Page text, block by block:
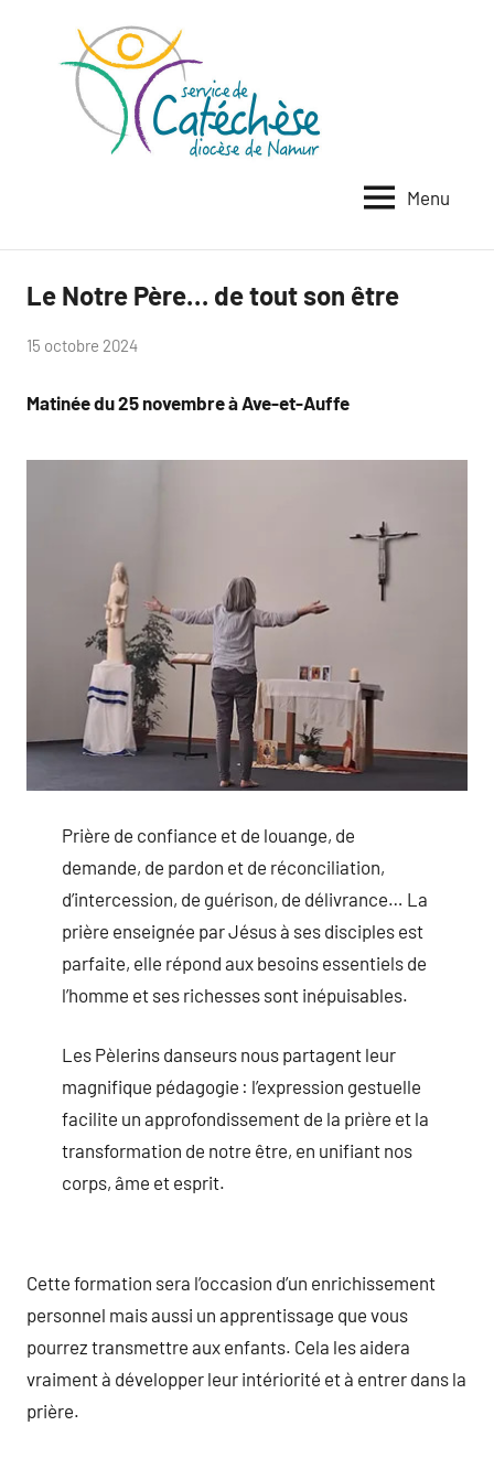
–
Diocèse
de
foi
à
Menu
Catéveil
Le Notre Père… de tout son être
par
Flahaux
15 octobre 2024
Matinée du 25 novembre à Ave-et-Auffe
Prière de confiance et de louange, de
demande, de pardon et de réconciliation,
d’intercession, de guérison, de délivrance… La
prière enseignée par Jésus à ses disciples est
parfaite, elle répond aux besoins essentiels de
l’homme et ses richesses sont inépuisables.
Les Pèlerins danseurs nous partagent leur
magnifique pédagogie : l’expression gestuelle
facilite un approfondissement de la prière et la
transformation de notre être, en unifiant nos
corps, âme et esprit.
Cette formation sera l’occasion d’un enrichissement
personnel mais aussi un apprentissage que vous
pourrez transmettre aux enfants. Cela les aidera
vraiment à développer leur intériorité et à entrer dans la
prière.